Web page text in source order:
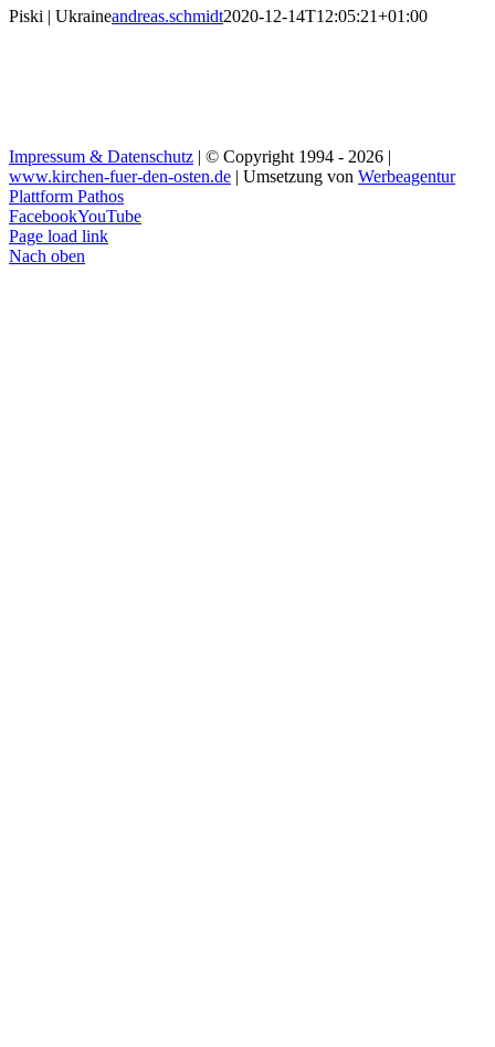
Piski | Ukraineandreas.schmidt2020-12-14T12:05:21+01:00
Impressum & Datenschutz | © Copyright 1994 - 2026 |
www.kirchen-fuer-den-osten.de | Umsetzung von Werbeagentur
Plattform Pathos
FacebookYouTube
Page load link
Nach oben